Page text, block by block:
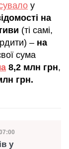
у
на
(ті самі,
– на
сума
8,2 млн грн,
грн.
у